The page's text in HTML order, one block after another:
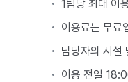
1팀당 최대 이
이용료는 무료
담당자의 시설
이용 전일